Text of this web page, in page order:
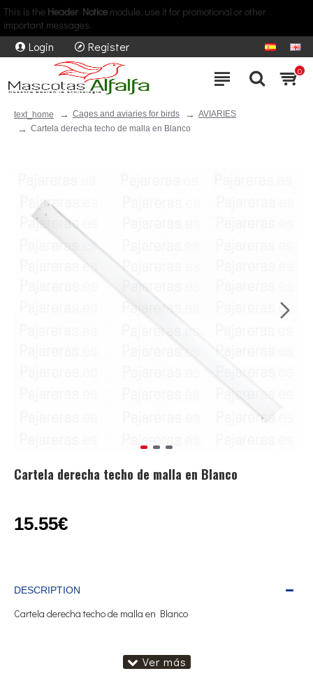
This is the Header Notice module, use it for promotional or other
important messages.
Login Register
0
text_home Cages and aviaries for birds
AVIARIES
Cartela derecha techo de malla en Blanco
Cartela derecha techo de malla en Blanco
15.55€
DESCRIPTION
Cartela derecha techo de malla en Blanco